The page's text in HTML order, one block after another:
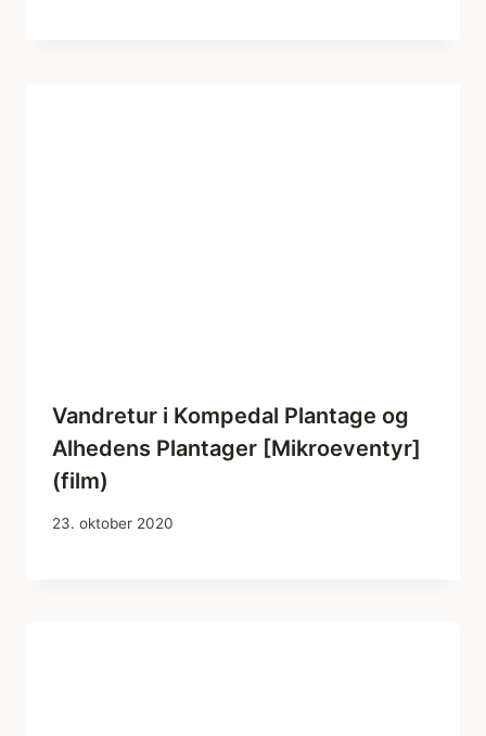
Vandretur i Kompedal Plantage og
Alhedens Plantager [Mikroeventyr]
(film)
23. oktober 2020